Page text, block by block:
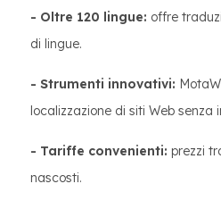
- Oltre 120 lingue: offre
di lingue.
- Strumenti innovativi:
localizzazione di siti Web senza
- Tariffe convenienti: prezzi
nascosti.